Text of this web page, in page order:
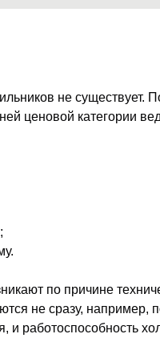
не
ценовой категории
по причине
не сразу, например,
и работоспособность